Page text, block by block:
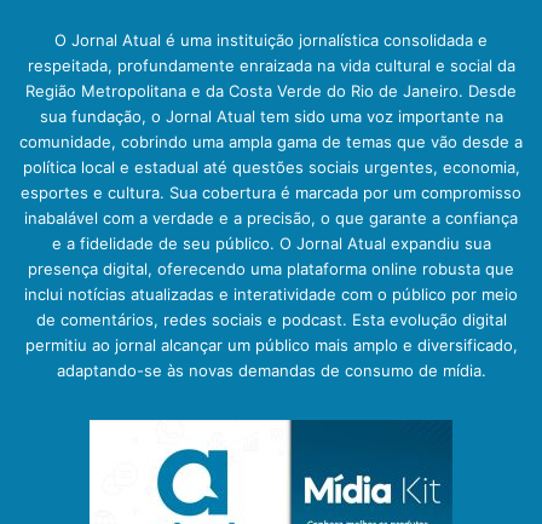
O Jornal Atual é uma instituição jornalística consolidada e
respeitada, profundamente enraizada na vida cultural e social da
Região Metropolitana e da Costa Verde do Rio de Janeiro. Desde
sua fundação, o Jornal Atual tem sido uma voz importante na
comunidade, cobrindo uma ampla gama de temas que vão desde a
política local e estadual até questões sociais urgentes, economia,
esportes e cultura. Sua cobertura é marcada por um compromisso
inabalável com a verdade e a precisão, o que garante a confiança
e a fidelidade de seu público. O Jornal Atual expandiu sua
presença digital, oferecendo uma plataforma online robusta que
inclui notícias atualizadas e interatividade com o público por meio
de comentários, redes sociais e podcast. Esta evolução digital
permitiu ao jornal alcançar um público mais amplo e diversificado,
adaptando-se às novas demandas de consumo de mídia.